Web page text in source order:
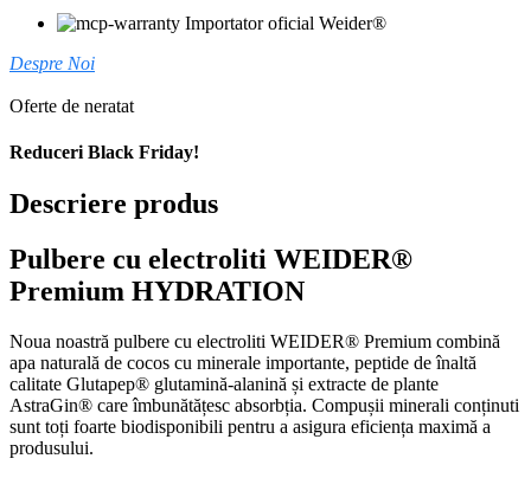
Importator oficial Weider®
Despre Noi
Oferte de neratat
Reduceri Black Friday!
Descriere produs
Pulbere cu electroliti WEIDER®
Premium HYDRATION
Noua noastră pulbere cu electroliti WEIDER® Premium combină
apa naturală de cocos cu minerale importante, peptide de înaltă
calitate Glutapep® glutamină-alanină și extracte de plante
AstraGin® care îmbunătățesc absorbția. Compușii minerali conținuti
sunt toți foarte biodisponibili pentru a asigura eficiența maximă a
produsului.